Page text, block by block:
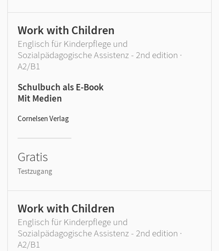
Work with Children
Englisch für Kinderpflege und
Sozialpädagogische Assistenz - 2nd edition ·
A2/B1
Schulbuch als E-Book
Mit Medien
Cornelsen Verlag
Gratis
Testzugang
Work with Children
Englisch für Kinderpflege und
Sozialpädagogische Assistenz - 2nd edition ·
A2/B1